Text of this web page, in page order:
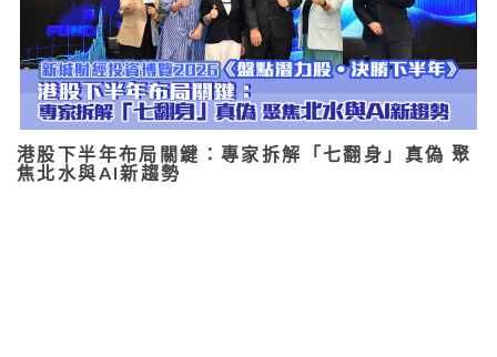
港股下半年布局關鍵：專家拆解「七翻身」真偽 聚
焦北水與AI新趨勢